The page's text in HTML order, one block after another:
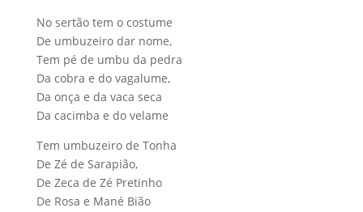
No sertão tem o costume
De umbuzeiro dar nome,
Tem pé de umbu da pedra
Da cobra e do vagalume,
Da onça e da vaca seca
Da cacimba e do velame
Tem umbuzeiro de Tonha
De Zé de Sarapião,
De Zeca de Zé Pretinho
De Rosa e Mané Bião